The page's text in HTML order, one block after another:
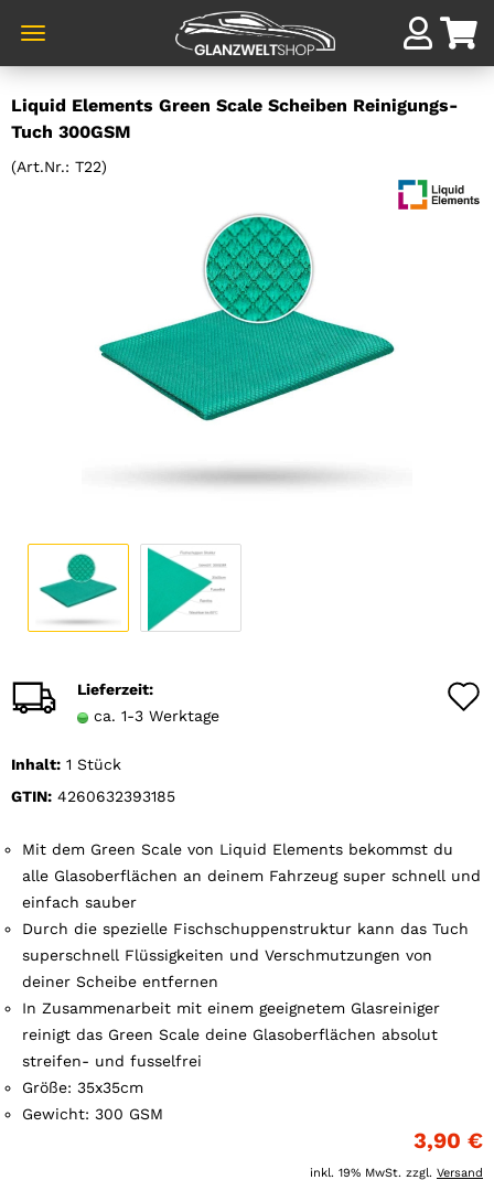
zum
Hauptinhalt
Liquid Elements Green Scale Scheiben Reinigungs-
Tuch 300GSM
(Art.Nr.: T22)
Lieferzeit:
ca. 1-3 Werktage
Inhalt: 1 Stück
GTIN: 4260632393185
Mit dem Green Scale von Liquid Elements bekommst du
alle Glasoberflächen an deinem Fahrzeug super schnell und
einfach sauber
Durch die spezielle Fischschuppenstruktur kann das Tuch
superschnell Flüssigkeiten und Verschmutzungen von
deiner Scheibe entfernen
In Zusammenarbeit mit einem geeignetem Glasreiniger
reinigt das Green Scale deine Glasoberflächen absolut
streifen- und fusselfrei
Größe: 35x35cm
Gewicht: 300 GSM
3,90 €
inkl. 19% MwSt. zzgl. Versand